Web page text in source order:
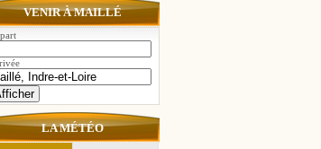
VENIR À MAILLÉ
LA MÉTÉO